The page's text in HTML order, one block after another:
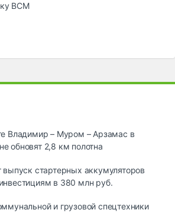
ВСМ
Владимир – Муром – Арзамас в
обновят 2,8 км полотна
выпуск стартерных аккумуляторов
в 380 млн руб.
и грузовой спецтехники